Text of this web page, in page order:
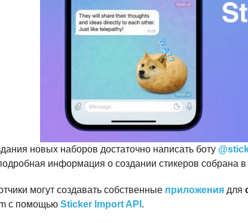
новых наборов достаточно написать боту
информация о создании стикеров собрана в
могут создавать собственные приложениядля
с помощью Sticker Import API .